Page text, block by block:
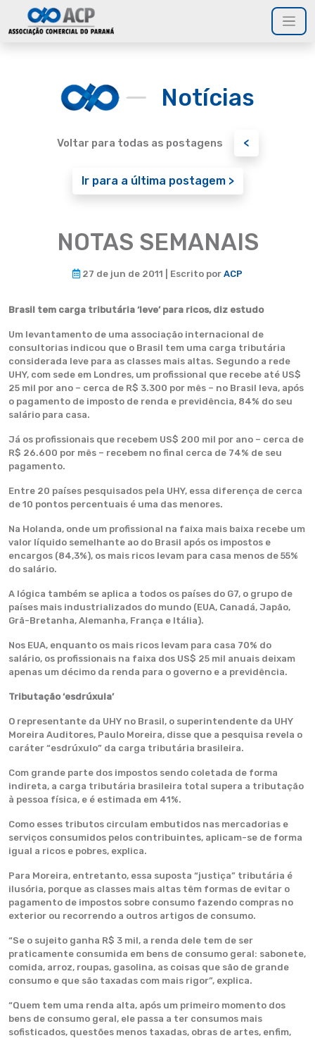
Notícias
Voltar para todas as postagens <
Ir para a última postagem >
NOTAS SEMANAIS
27 de jun de 2011 | Escrito por ACP
Brasil tem carga tributária ‘leve’ para ricos, diz estudo
Um levantamento de uma associação internacional de
consultorias indicou que o Brasil tem uma carga tributária
considerada leve para as classes mais altas. Segundo a rede
UHY, com sede em Londres, um profissional que recebe até US$
25 mil por ano – cerca de R$ 3.300 por mês – no Brasil leva, após
o pagamento de imposto de renda e previdência, 84% do seu
salário para casa.
Já os profissionais que recebem US$ 200 mil por ano – cerca de
R$ 26.600 por mês – recebem no final cerca de 74% de seu
pagamento.
Entre 20 países pesquisados pela UHY, essa diferença de cerca
de 10 pontos percentuais é uma das menores.
Na Holanda, onde um profissional na faixa mais baixa recebe um
valor líquido semelhante ao do Brasil após os impostos e
encargos (84,3%), os mais ricos levam para casa menos de 55%
do salário.
A lógica também se aplica a todos os países do G7, o grupo de
países mais industrializados do mundo (EUA, Canadá, Japão,
Grã-Bretanha, Alemanha, França e Itália).
Nos EUA, enquanto os mais ricos levam para casa 70% do
salário, os profissionais na faixa dos US$ 25 mil anuais deixam
apenas um décimo da renda para o governo e a previdência.
Tributação ‘esdrúxula’
O representante da UHY no Brasil, o superintendente da UHY
Moreira Auditores, Paulo Moreira, disse que a pesquisa revela o
caráter “esdrúxulo” da carga tributária brasileira.
Com grande parte dos impostos sendo coletada de forma
indireta, a carga tributária brasileira total supera a tributação
à pessoa física, e é estimada em 41%.
Como esses tributos circulam embutidos nas mercadorias e
serviços consumidos pelos contribuintes, aplicam-se de forma
igual a ricos e pobres, explica.
Para Moreira, entretanto, essa suposta “justiça” tributária é
ilusória, porque as classes mais altas têm formas de evitar o
pagamento de impostos sobre consumo fazendo compras no
exterior ou recorrendo a outros artigos de consumo.
“Se o sujeito ganha R$ 3 mil, a renda dele tem de ser
praticamente consumida em bens de consumo geral: sabonete,
comida, arroz, roupas, gasolina, as coisas que são de grande
consumo e que são taxadas com mais rigor”, explica.
“Quem tem uma renda alta, após um primeiro momento dos
bens de consumo geral, ele passa a ter consumos mais
sofisticados, questões menos taxadas, obras de artes, enfim,